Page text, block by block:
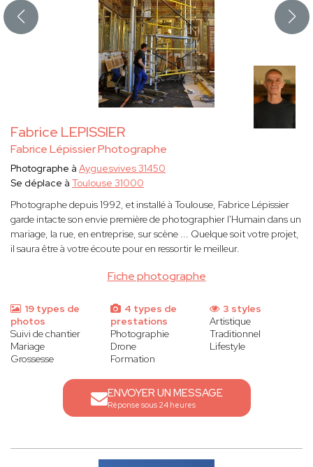
Fabrice LEPISSIER
Fabrice Lépissier Photographe
Fiche photographe
Photographe à Ayguesvives 31450
Se déplace à Toulouse 31000
Photographe depuis 1992, et installé à Toulouse, Fabrice Lépissier
garde intacte son envie première de photographier l'Humain dans un
mariage, la rue, en entreprise, sur scène ... Quelque soit votre projet,
il saura être à votre écoute pour en ressortir le meilleur.
19 types de
photos
Suivi de chantier
Mariage
Grossesse
4 types de
prestations
Photographie
Drone
Formation
3 styles
Artistique
Traditionnel
Lifestyle
ENVOYER UN MESSAGE
Réponse sous 24 heures